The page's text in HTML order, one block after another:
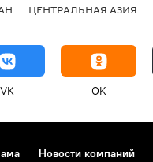
ЦЕНТРАЛЬНАЯ АЗИЯ
VK OK
Новости компаний